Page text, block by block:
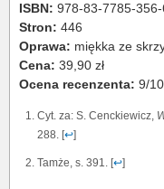
ISBN: 978-83-7785-356-
Stron: 446
Oprawa: miękka ze
Cena: 39,90 zł
Ocena recenzenta: 9/10
Cyt. za: S. Cenckiewicz,
288. [↩]
Tamże, s. 391. [↩]